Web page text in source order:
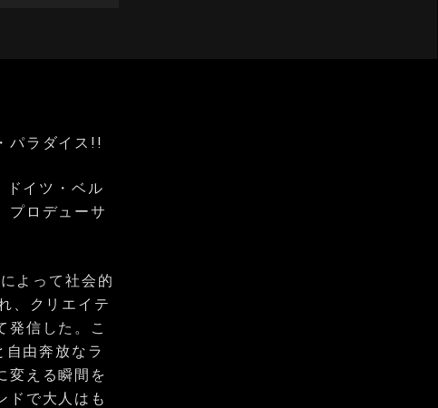
パラダイス!!
イツ・ベル
プロデューサ
よって社会的
、クリエイテ
発信した。こ
由奔放なラ
変える瞬間を
ドで大人はも